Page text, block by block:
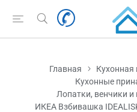
Главная
Кухонная
Кухонные
Лопатки, венчики
ИКЕА Взбивашка